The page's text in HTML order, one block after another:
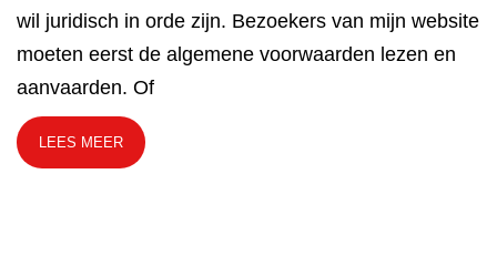
wil juridisch in orde zijn. Bezoekers van mijn website
moeten eerst de algemene voorwaarden lezen en
aanvaarden. Of
LEES MEER